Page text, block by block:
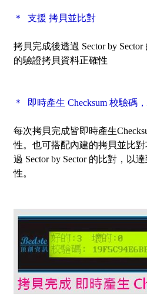
＊ 支援 拷貝並比對
拷貝完成後透過 Sector by Sector
的驗證拷貝資料正確性
＊ 即時產生 Checksum 校驗碼
每次拷貝完成皆即時產生
性。也可搭配內建的拷貝並比
過 Sector by Sector的比對，以達
性。